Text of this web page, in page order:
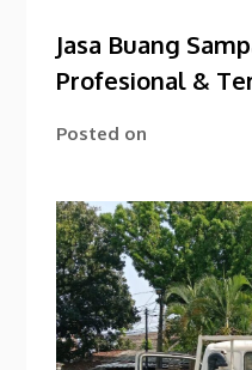
Jasa Buang
Profesional &
Posted on